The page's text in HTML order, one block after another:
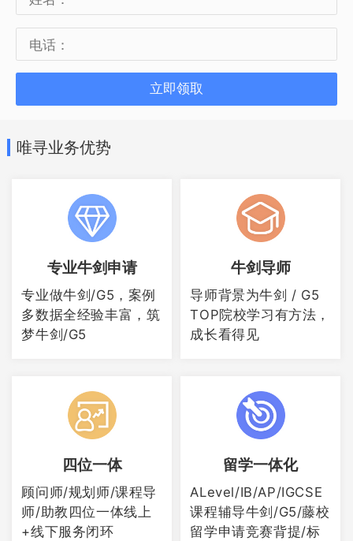
子翻一翻想想怎么答题训练思路。
以上就是唯寻为大家准备的一些AP心理学
AP成绩也能够申请牛剑G5
话，AP成绩可是非常重要的，想要在AP大
秋季复习班，让您AP各个国际课程门门开
更多AP课程消息，点击【
ib课程和ap课程
和alevel哪个好 快收下这份3大课程超全对
比】查看。
立即领取
唯寻业务优势
专业牛剑申请
专业做牛剑/G5，案例
多数据全经验丰富，筑
梦牛剑/G5
牛剑导师
导师背景为牛剑 / G5
TOP院校学习有方法，
成长看得见
四位一体
顾问师/规划师/课程导
师/助教四位一体线上
+线下服务闭环
留学一体化
ALevel/IB/AP/IGCSE
课程辅导牛剑/G5/藤校
留学申请竞赛背提/标